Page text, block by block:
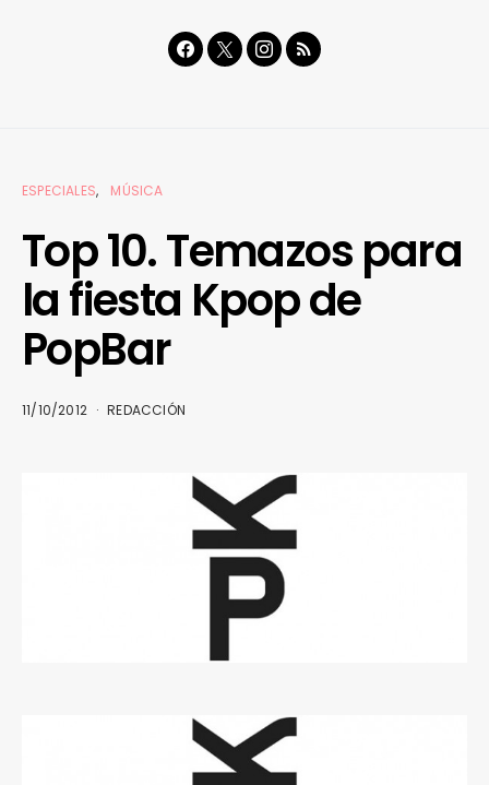
ESPECIALES MÚSICA
Top 10. Temazos para
la fiesta Kpop de
PopBar
11/10/2012 REDACCIÓN